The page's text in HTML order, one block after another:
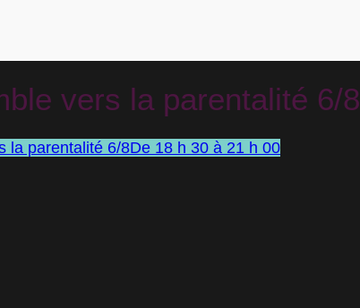
vers la parentalité 6/8
la parentalité 6/8De 18 h 30 à 21 h 00